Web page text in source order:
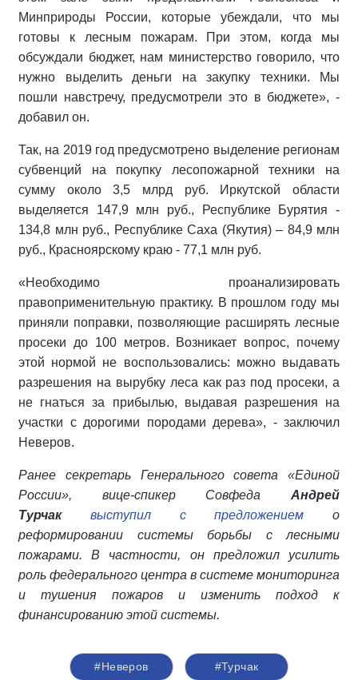
Минприроды России, которые убеждали, что мы
готовы к лесным пожарам. При этом, когда мы
обсуждали бюджет, нам министерство говорило, что
нужно выделить деньги на закупку техники. Мы
пошли навстречу, предусмотрели это в бюджете», -
добавил он.
Так, на 2019 год предусмотрено выделение регионам
субвенций на покупку лесопожарной техники на
сумму около 3,5 млрд руб. Иркутской области
выделяется 147,9 млн руб., Республике Бурятия -
134,8 млн руб., Республике Саха (Якутия) – 84,9 млн
руб., Красноярскому краю - 77,1 млн руб.
«Необходимо проанализировать
правоприменительную практику. В прошлом году мы
приняли поправки, позволяющие расширять лесные
просеки до 100 метров. Возникает вопрос, почему
этой нормой не воспользовались: можно выдавать
разрешения на вырубку леса как раз под просеки, а
не гнаться за прибылью, выдавая разрешения на
участки с дорогими породами дерева», - заключил
Неверов.
Ранее секретарь Генерального совета «Единой
России», вице-спикер Совфеда Андрей
Турчак выступил с предложением о
реформировании системы борьбы с лесными
пожарами. В частности, он предложил усилить
роль федерального центра в системе мониторинга
и тушения пожаров и изменить подход к
финансированию этой системы.
#Неверов #Турчак